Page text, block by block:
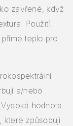
zavřené, když
Použití:
teplo pro
a/nebo
hodnota
které způsobují